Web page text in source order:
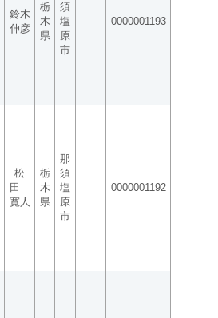
鈴木
伸彦
栃
木
県
須
塩
原
市
0000001193
松
田
寛人
栃
木
県
那
須
塩
原
市
0000001192